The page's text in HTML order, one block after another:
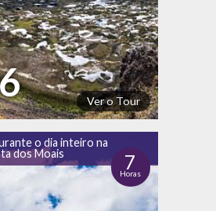
Ver o Tour
o dia inteiro na
dos Moais
7
Horas